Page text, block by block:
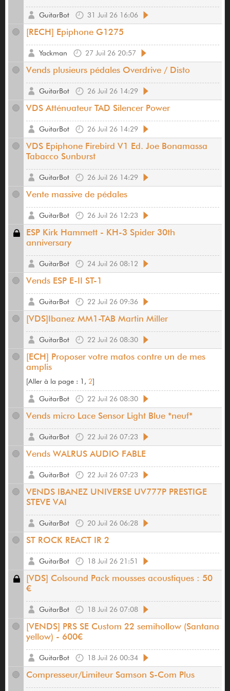
31 Juil 26 16:06
GuitarBot
[RECH] Epiphone G1275
27 Juil 26 20:57
Yackman
Vends plusieurs pédales Overdrive / Disto
26 Juil 26 14:29
GuitarBot
VDS Atténuateur TAD Silencer Power
26 Juil 26 14:29
GuitarBot
VDS Epiphone Firebird V1 Ed. Joe Bonamassa
Tabacco Sunburst
26 Juil 26 14:29
GuitarBot
Vente massive de pédales
26 Juil 26 12:23
GuitarBot
ESP Kirk Hammett - KH-3 Spider 30th
anniversary
24 Juil 26 08:12
GuitarBot
Vends ESP E-II ST-1
22 Juil 26 09:36
GuitarBot
[VDS]Ibanez MM1-TAB Martin Miller
22 Juil 26 08:30
GuitarBot
[ECH] Proposer votre matos contre un de mes
amplis
[Aller à la page : 1, 2]
22 Juil 26 08:30
GuitarBot
Vends micro Lace Sensor Light Blue *neuf*
22 Juil 26 07:23
GuitarBot
Vends WALRUS AUDIO FABLE
22 Juil 26 07:23
GuitarBot
VENDS IBANEZ UNIVERSE UV777P PRESTIGE
STEVE VAI
20 Juil 26 06:28
GuitarBot
ST ROCK REACT IR 2
18 Juil 26 21:51
GuitarBot
[VDS] Colsound Pack mousses acoustiques : 50
€
18 Juil 26 07:08
GuitarBot
[VENDS] PRS SE Custom 22 semihollow (Santana
yellow) - 600€
18 Juil 26 00:34
GuitarBot
Compresseur/Limiteur Samson S-Com Plus